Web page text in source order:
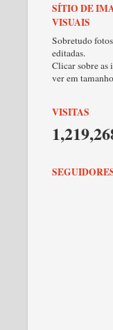
SÍTIO DE
VISUAIS
Sobretudo
editadas.
Clicar sobre as
ver em
VISITAS